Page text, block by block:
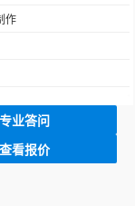
作
专业答问
查看报价